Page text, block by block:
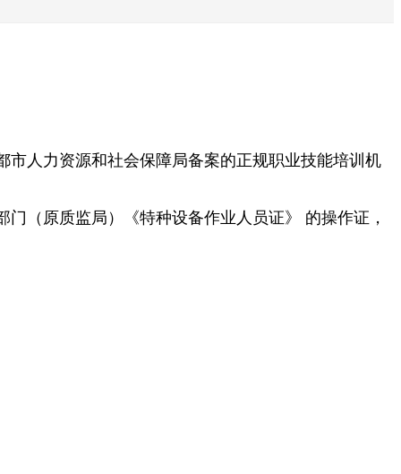
市人力资源和社会保障局备案的正规职业技能培训机
（原质监局）《特种设备作业人员证》 的操作证，